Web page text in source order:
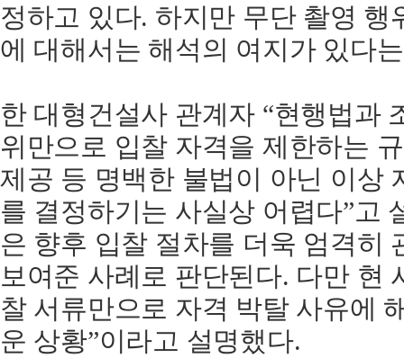
정하고 있다. 하지만 무단 촬영 행
에 대해서는 해석의 여지가 있다
한 대형건설사 관계자 “현행법과
위만으로 입찰 자격을 제한하는
제공 등 명백한 불법이 아닌 이상
를 결정하기는 사실상 어렵다”고
은 향후 입찰 절차를 더욱 엄격히
보여준 사례로 판단된다. 다만 현
찰 서류만으로 자격 박탈 사유에
운 상황”이라고 설명했다.